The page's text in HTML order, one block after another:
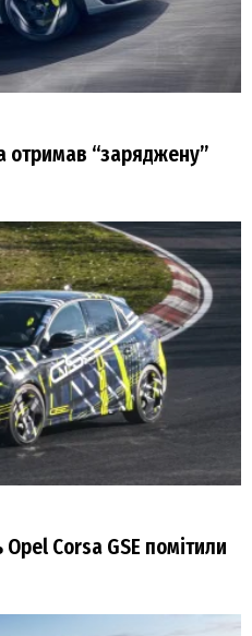
отримав “заряджену”
Corsa GSE помітили